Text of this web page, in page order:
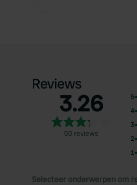
Reviews
3.26
50 reviews
5
4
3
2
1
Selecteer onderwerpen om